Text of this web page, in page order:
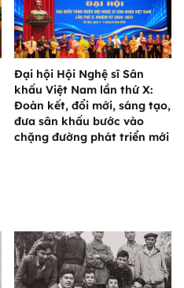
Đại hội Hội Nghệ sĩ Sân
khấu Việt Nam lần thứ X:
Đoàn kết, đổi mới, sáng tạo,
đưa sân khấu bước vào
chặng đường phát triển mới